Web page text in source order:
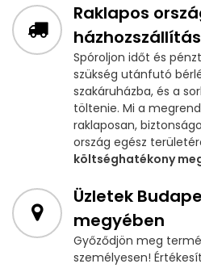
Raklapos
Spóroljon időt és
szükség utánfutó
szakáruházba, és a
töltenie. Mi a
raklaposan,
ország egész
költséghatékony
Üzletek
megyében
Győződjön meg
személyesen!